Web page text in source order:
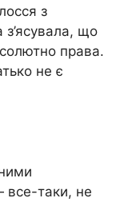
з
з’ясувала, що
права.
не є
все-таки, не